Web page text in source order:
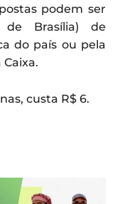
podem ser
Brasília) de
do país ou pela
custa R$ 6.